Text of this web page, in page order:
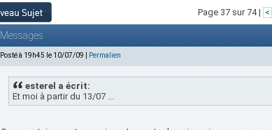
Page 37 sur 74 | <
Messages
Posté à 19h45 le 10/07/09 | Permalien
esterel a écrit:
Et moi à partir du 13/07 ...